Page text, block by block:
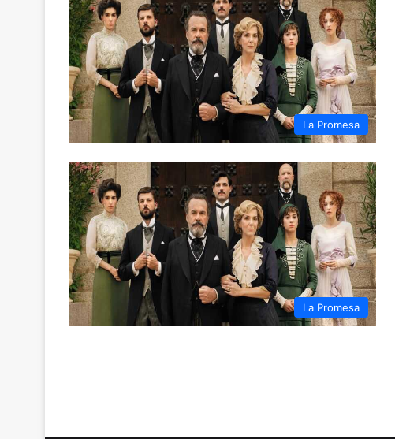
La Promesa
La Promesa